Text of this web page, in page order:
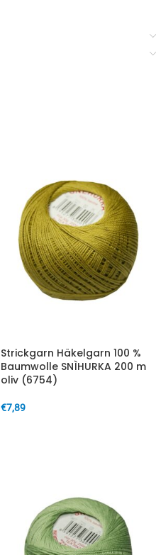
Strickgarn Häkelgarn 100 %
Baumwolle SNÌHURKA 200 m
oliv (6754)
€7,89